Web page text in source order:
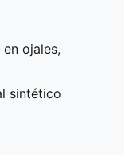
ojales,
sintético